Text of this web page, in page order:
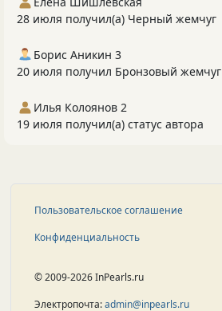
28 июля получил(а) Черный жемчуг
Борис Аникин 3
20 июля получил Бронзовый жемчуг
Илья Колоянов 2
19 июля получил(а) статус автора
Пользовательское соглашение
Конфиденциальность
© 2009-2026 InPearls.ru
Электропочта:admin@inpearls.ru